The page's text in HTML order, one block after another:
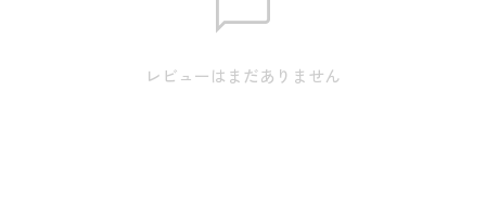
【S】裾幅:52.5cm / ウエスト:71.0cm / ヒップ:93.0cm / 総
丈:42.0cm 【M】裾幅:54.0cm / ウエスト:74.0cm / ヒッ
レビューはまだありません